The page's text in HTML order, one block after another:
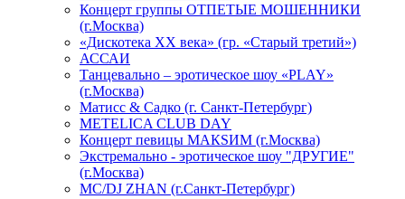
Концерт группы ОТПЕТЫЕ МОШЕННИКИ
(г.Москва)
«Дискотека ХХ века» (гр. «Старый третий»)
АССАИ
Танцевально – эротическое шоу «PLAY»
(г.Москва)
Матисс & Садко (г. Санкт-Петербург)
METELICA CLUB DAY
Концерт певицы МАКSИМ (г.Москва)
Экстремально - эротическое шоу "ДРУГИЕ"
(г.Москва)
МС/DJ ZHAN (г.Санкт-Петербург)